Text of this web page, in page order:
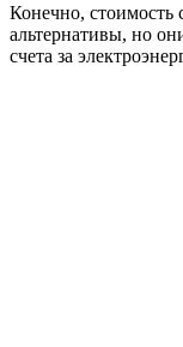
Конечно,
альтернативы, но
счета за